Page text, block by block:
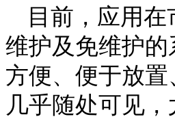
目前，应用
维护及免维护
方便、便于放
几乎随处可见